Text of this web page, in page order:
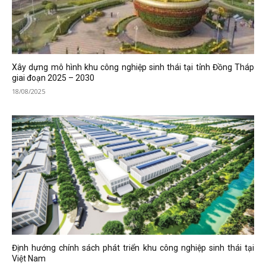
Xây dựng mô hình khu công nghiệp sinh thái tại tỉnh Đồng Tháp
giai đoạn 2025 – 2030
18/08/2025
Định hướng chính sách phát triển khu công nghiệp sinh thái tại
Việt Nam